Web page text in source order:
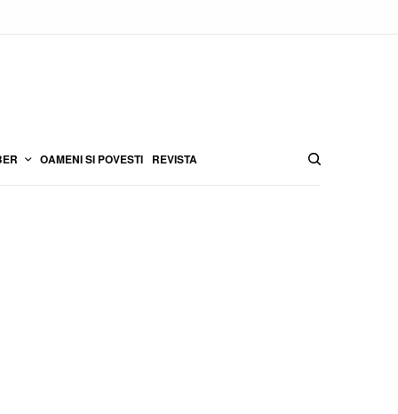
OAMENI SI POVESTI REVISTA